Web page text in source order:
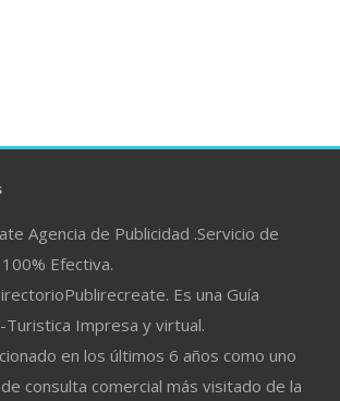
Agencia de Publicidad .Servicio de
Efectiva.
Es una Guía
Turistica Impresa y virtual.
en los últimos 6 años como uno
consulta comercial más visitado de la